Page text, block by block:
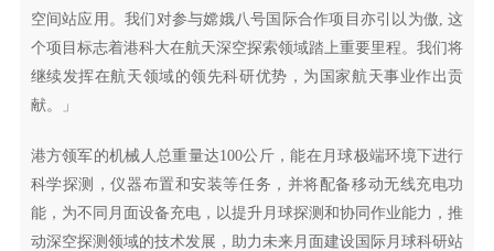
空间站应用。我们对参与嫦娥八号国际合作项目亦引以为傲, 这
个项目标志着港科大在航天深空探索领域踏上重要里程。我们将
继续发挥在航天领域的领先科研优势，为国家航天事业作出贡
献。」
港方领军的机械人总重量达100公斤，能在月球极端环境下进行
科学探测，仪器布置和安装等任务，并将配备移动无线充电功
能，为不同月面设备充电，以提升月球探测和协同作业能力，推
动深空探测领域的技术发展，助力未来月面建设国际月球科研站